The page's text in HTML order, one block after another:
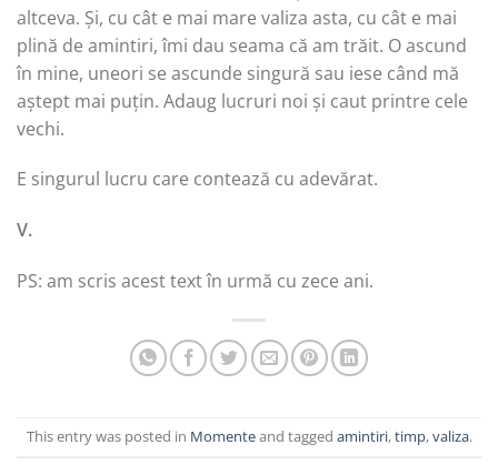
altceva. Și, cu cât e mai mare valiza asta, cu cât e mai
plină de amintiri, îmi dau seama că am trăit. O ascund
în mine, uneori se ascunde singură sau iese când mă
aștept mai puțin. Adaug lucruri noi și caut printre cele
vechi.
E singurul lucru care contează cu adevărat.
V.
PS: am scris acest text în urmă cu zece ani.
This entry was posted in Momenteand tagged amintiri,timp,valiza.